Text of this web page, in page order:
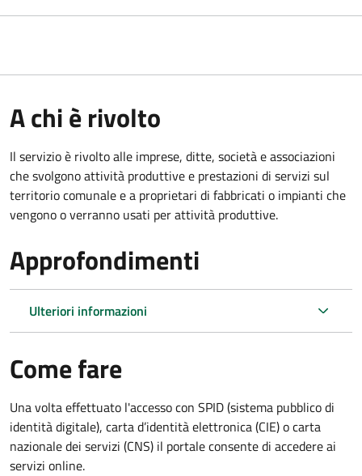
A chi è rivolto
Il servizio è rivolto alle imprese, ditte, società e associazioni
che svolgono attività produttive e prestazioni di servizi sul
territorio comunale e a proprietari di fabbricati o impianti che
vengono o verranno usati per attività produttive.
Approfondimenti
Ulteriori informazioni
Come fare
Una volta effettuato l'accesso con SPID (sistema pubblico di
identità digitale), carta d’identità elettronica (CIE) o carta
nazionale dei servizi (CNS) il portale consente di accedere ai
servizi online.